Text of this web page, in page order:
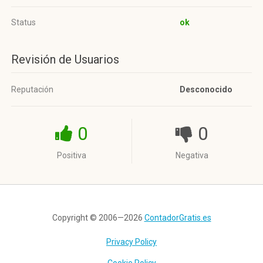
Status ok
Revisión de Usuarios
Reputación Desconocido
0
Positiva
0
Negativa
Copyright © 2006—2026 ContadorGratis.es
Privacy Policy